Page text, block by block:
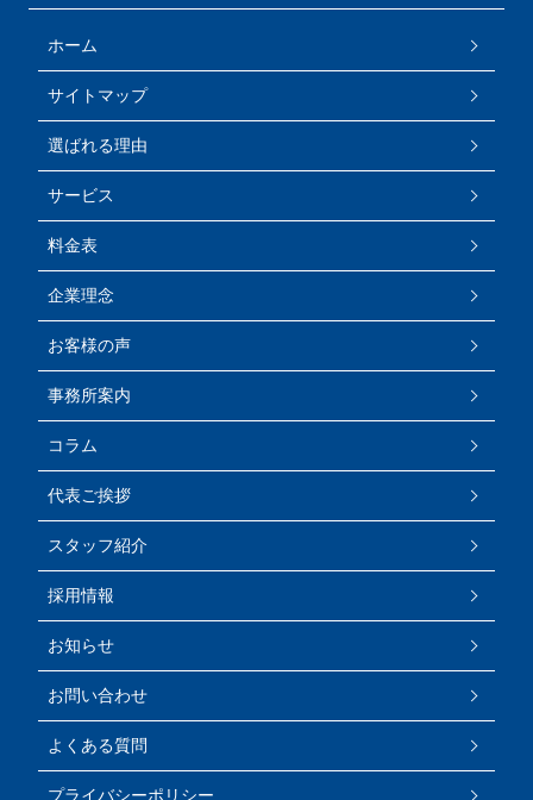
ホーム
サイトマップ
選ばれる理由
サービス
料金表
企業理念
お客様の声
事務所案内
コラム
代表ご挨拶
スタッフ紹介
採用情報
お知らせ
お問い合わせ
よくある質問
プライバシーポリシー